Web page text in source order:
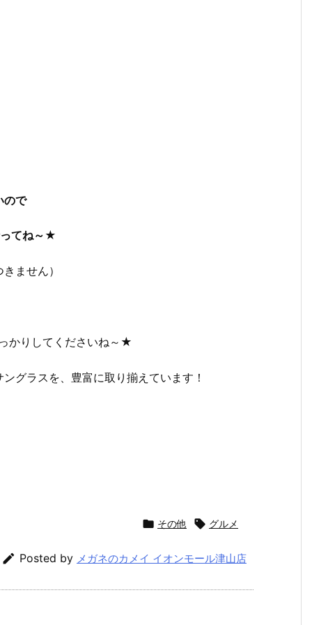
ので
てね～★
ません）
かりしてくださいね～★
グラスを、豊富に取り揃えています！
 その他  グルメ
 Posted by メガネのカメイ イオンモール津山店